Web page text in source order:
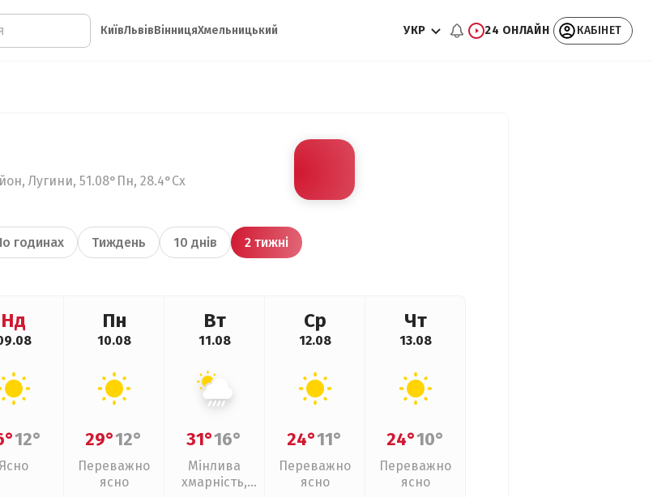
КиївЛьвівВінницяХмельницький УКР 24 ОНЛАЙН КАБІНЕТ
Лугини, 51.08°Пн, 28.4°Сх
годинах Тиждень 10 днів 2 тижні
Нд
12°
Ясно
Пн
10.08
29°12°
Переважно
ясно
Вт
11.08
31°16°
Мінлива
хмарність,
Ср
12.08
24°11°
Переважно
ясно
Чт
13.08
24°10°
Переважно
ясно